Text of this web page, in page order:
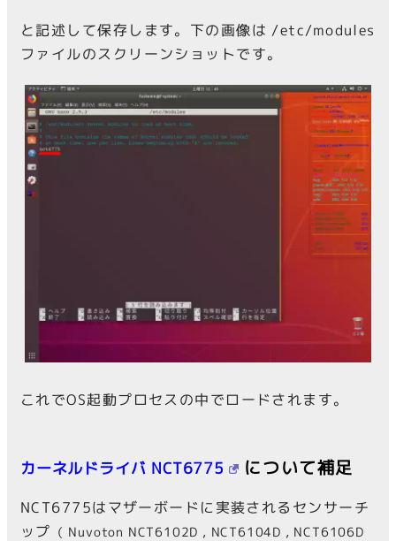
と記述して保存します。下の画像は /etc/modules
ファイルのスクリーンショットです。
これでOS起動プロセスの中でロードされます。
カーネルドライバ NCT6775 について補足
NCT6775はマザーボードに実装されるセンサーチ
ップ
（ Nuvoton NCT6102D , NCT6104D , NCT6106D